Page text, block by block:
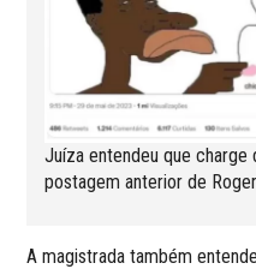
Juíza entendeu que charge
postagem anterior de
A magistrada também